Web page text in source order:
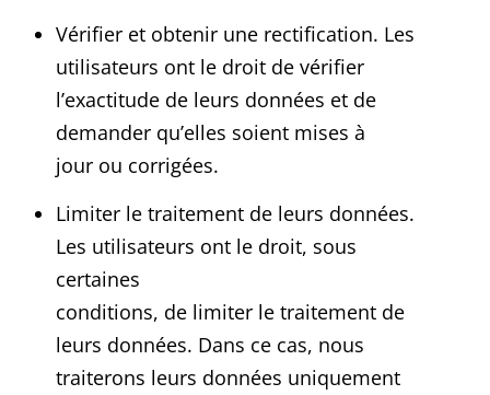
Vérifier et obtenir une rectification. Les
utilisateurs ont le droit de vérifier
l’exactitude de leurs données et de
demander qu’elles soient mises à
jour ou corrigées.
Limiter le traitement de leurs données.
Les utilisateurs ont le droit, sous
certaines
conditions, de limiter le traitement de
leurs données. Dans ce cas, nous
traiterons leurs données uniquement